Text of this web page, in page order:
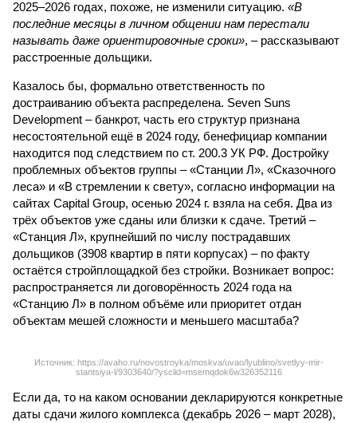
2025–2026 годах, похоже, не изменили ситуацию. «В
последние месяцы в личном общении нам перестали
называть даже ориентировочные сроки», – рассказывают
расстроенные дольщики.
Казалось бы, формально ответственность по
достраиванию объекта распределена. Seven Suns
Development – банкрот, часть его структур признана
несостоятельной ещё в 2024 году, бенефициар компании
находится под следствием по ст. 200.3 УК РФ. Достройку
проблемных объектов группы – «Станции Л», «Сказочного
леса» и «В стремлении к свету», согласно информации на
сайтах Capital Group, осенью 2024 г. взяла на себя. Два из
трёх объектов уже сданы или близки к сдаче. Третий –
«Станция Л», крупнейший по числу пострадавших
дольщиков (3908 квартир в пяти корпусах) – по факту
остаётся стройплощадкой без стройки. Возникает вопрос:
распространяется ли договорённость 2024 года на
«Станцию Л» в полном объёме или приоритет отдан
объектам мешей сложности и меньшего масштаба?
Источник: https://avaho.ru/novostroyka/moskva/uvao/lyublino/svetlyy-mir-
stantsiya-l/9303640/?ysclid=msemqdok6w326352116
Если да, то на каком основании декларируются конкретные
даты сдачи жилого комплекса (декабрь 2026 – март 2028),